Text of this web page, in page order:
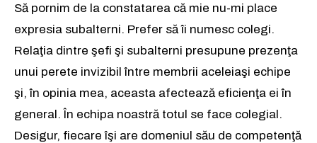
Să pornim de la constatarea că mie nu-mi place
expresia subalterni. Prefer să îi numesc colegi.
Relaţia dintre şefi şi subalterni presupune prezenţa
unui perete invizibil între membrii aceleiaşi echipe
şi, în opinia mea, aceasta afectează eficienţa ei în
general. În echipa noastră totul se face colegial.
Desigur, fiecare îşi are domeniul său de competenţă